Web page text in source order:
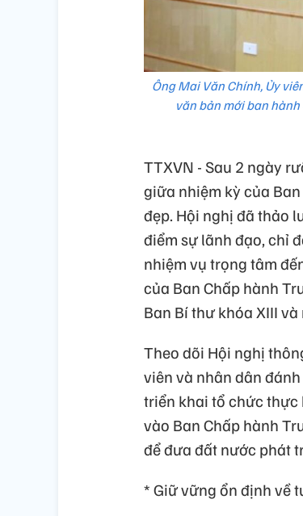
Ông Mai Văn Chính, Ủy
văn bản mới ban
TTXVN - Sau 2 ngày
giữa nhiệm kỳ của
đẹp. Hội nghị đã thảo
điểm sự lãnh đạo, chỉ
nhiệm vụ trọng tâm
của Ban Chấp hành
Ban Bí thư khóa XIII
Theo dõi Hội nghị
viên và nhân dân
triển khai tổ chức
vào Ban Chấp hành
để đưa đất nước phát
* Giữ vững ổn định về